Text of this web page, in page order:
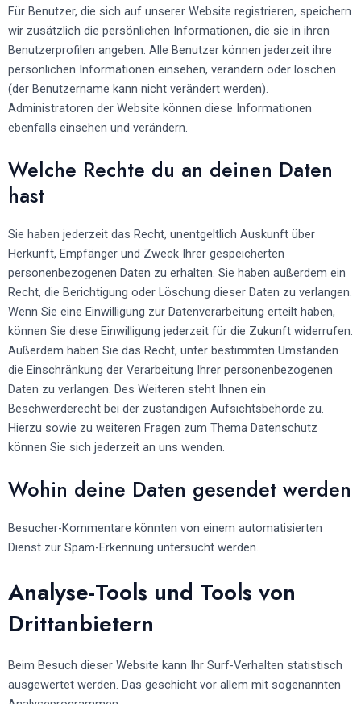
Für Benutzer, die sich auf unserer Website registrieren, speichern
wir zusätzlich die persönlichen Informationen, die sie in ihren
Benutzerprofilen angeben. Alle Benutzer können jederzeit ihre
persönlichen Informationen einsehen, verändern oder löschen
(der Benutzername kann nicht verändert werden).
Administratoren der Website können diese Informationen
ebenfalls einsehen und verändern.
Welche Rechte du an deinen Daten
hast
Sie haben jederzeit das Recht, unentgeltlich Auskunft über
Herkunft, Empfänger und Zweck Ihrer gespeicherten
personenbezogenen Daten zu erhalten. Sie haben außerdem ein
Recht, die Berichtigung oder Löschung dieser Daten zu verlangen.
Wenn Sie eine Einwilligung zur Datenverarbeitung erteilt haben,
können Sie diese Einwilligung jederzeit für die Zukunft widerrufen.
Außerdem haben Sie das Recht, unter bestimmten Umständen
die Einschränkung der Verarbeitung Ihrer personenbezogenen
Daten zu verlangen. Des Weiteren steht Ihnen ein
Beschwerderecht bei der zuständigen Aufsichtsbehörde zu.
Hierzu sowie zu weiteren Fragen zum Thema Datenschutz
können Sie sich jederzeit an uns wenden.
Wohin deine Daten gesendet werden
Besucher-Kommentare könnten von einem automatisierten
Dienst zur Spam-Erkennung untersucht werden.
Analyse-Tools und Tools von
Dritt­anbietern
Beim Besuch dieser Website kann Ihr Surf-Verhalten statistisch
ausgewertet werden. Das geschieht vor allem mit sogenannten